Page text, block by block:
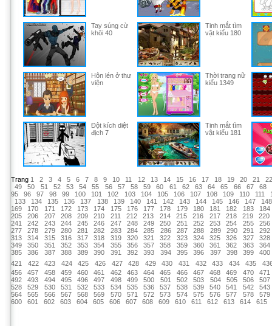
Tay súng cừ
khôi 40
Tinh mắt tìm
vật kiểu 180
Hôn lén ở thư
viện
Thời trang nữ
kiểu 1349
Đột kích diệt
địch 7
Tinh mắt tìm
vật kiểu 181
Trang 1 2 3 4 5 6 7 8 9 10 11 12 13 14 15 16 17 18 19 20 21
22
49
50 51 52 53 54 55 56 57 58 59 60 61 62 63 64 65 66 67
68
95
96 97 98 99 100 101 102 103 104 105 106 107 108 109 110 111
133
134 135 136 137 138 139 140 141 142 143 144 145 146 147
148
169
170 171 172 173 174 175 176 177 178 179 180 181 182 183
184
205
206 207 208 209 210 211 212 213 214 215 216 217 218 219
220
241
242 243 244 245 246 247 248 249 250 251 252 253 254 255
256
277
278 279 280 281 282 283 284 285 286 287 288 289 290 291
292
313
314 315 316 317 318 319 320 321 322 323 324 325 326 327
328
349
350 351 352 353 354 355 356 357 358 359 360 361 362 363
364
385
386 387 388 389 390 391 392 393 394 395 396 397 398 399
400
421
422 423 424 425 426 427 428 429 430 431 432 433 434 435
456
457 458 459 460 461 462 463 464 465 466 467 468 469 470
471
492
493 494 495 496 497 498 499 500 501 502 503 504 505 506
507
528
529 530 531 532 533 534 535 536 537 538 539 540 541 542
543
564
565 566 567 568 569 570 571 572 573 574 575 576 577 578
579
600
601 602 603 604 605 606 607 608 609 610 611 612 613 614 615